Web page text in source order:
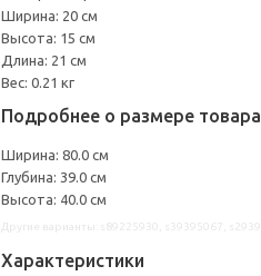
Ширина: 20 см
Высота: 15 см
Длина: 21 см
Вес: 0.21 кг
Подробнее о размере товара
Ширина: 80.0 см
Глубина: 39.0 см
Высота: 40.0 см
Характеристики